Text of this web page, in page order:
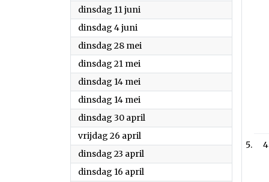
dinsdag 11 juni
dinsdag 4 juni
dinsdag 28 mei
dinsdag 21 mei
dinsdag 14 mei
dinsdag 14 mei
dinsdag 30 april
vrijdag 26 april
dinsdag 23 april
dinsdag 16 april